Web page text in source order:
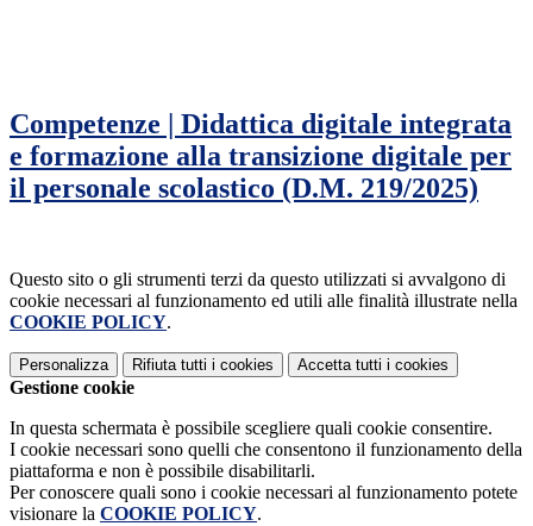
Competenze | Didattica digitale integrata
e formazione alla transizione digitale per
il personale scolastico (D.M. 219/2025)
Questo sito o gli strumenti terzi da questo utilizzati si avvalgono di
cookie necessari al funzionamento ed utili alle finalità illustrate nella
COOKIE POLICY.
Personalizza Rifiuta tutti i cookies Accetta tutti i cookies
Gestione cookie
In questa schermata è possibile scegliere quali cookie consentire.
I cookie necessari sono quelli che consentono il funzionamento della
piattaforma e non è possibile disabilitarli.
Per conoscere quali sono i cookie necessari al funzionamento potete
visionare la COOKIE POLICY.